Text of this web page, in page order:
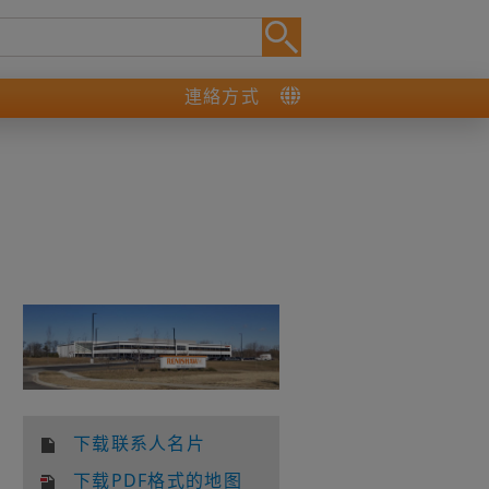
連絡方式
下载联系人名片
下载PDF格式的地图